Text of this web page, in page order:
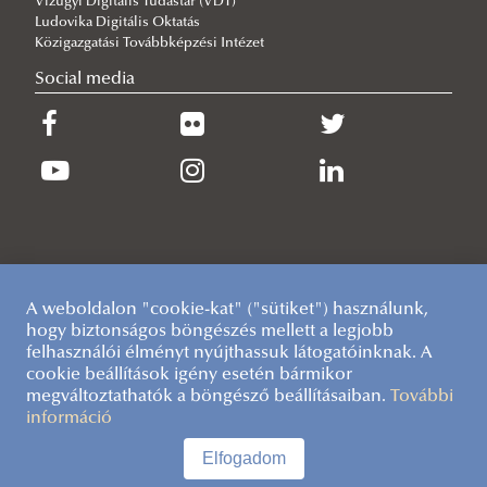
tapasztalatok a csapadékvíz-kezelésben (magyar
nyelvű)
fenntartható városi vízgazdálkodás (magyar
Szakmai ajánlások
Ajánlás
Prezentációk
Ludovika Digitális Oktatás
Közigazgatási Továbbképzési Intézet
Social media
A weboldalon "cookie-kat" ("sütiket") használunk,
hogy biztonságos böngészés mellett a legjobb
felhasználói élményt nyújthassuk látogatóinknak. A
cookie beállítások igény esetén bármikor
megváltoztathatók a böngésző beállításaiban.
További
információ
Elfogadom